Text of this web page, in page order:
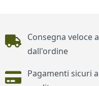
Piè di pagina
Consegna veloce
dall'ordine
Pagamenti sicuri